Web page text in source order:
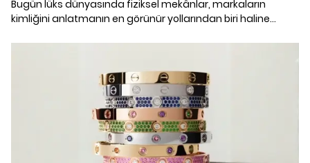
Bugün lüks dünyasında fiziksel mekânlar, markaların
kimliğini anlatmanın en görünür yollarından biri haline